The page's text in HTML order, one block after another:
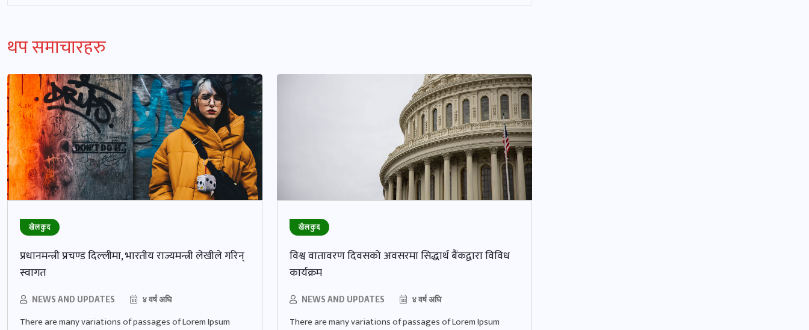
थप समाचारहरु
खेलकुद
प्रधानमन्त्री प्रचण्ड दिल्लीमा, भारतीय राज्यमन्त्री लेखीले गरिन्
स्वागत
NEWS AND UPDATES ४ वर्ष अघि
There are many variations of passages of Lorem Ipsum
खेलकुद
विश्व वातावरण दिवसको अवसरमा सिद्धार्थ बैंकद्वारा विविध
कार्यक्रम
NEWS AND UPDATES ४ वर्ष अघि
There are many variations of passages of Lorem Ipsum